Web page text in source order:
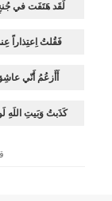
لَقَد هَتَفَت في
فَقُلتُ اِعتِذاراً
أَأَزعُمُ أَنّي
كَذَبتُ وَبَيتِ اللَهِ